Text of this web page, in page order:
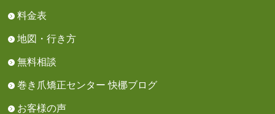
料金表
地図・行き方
無料相談
巻き爪矯正センター 快梛ブログ
お客様の声